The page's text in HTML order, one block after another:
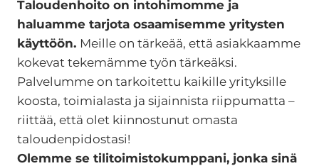
Taloudenhoito on intohimomme ja
haluamme tarjota osaamisemme yritysten
käyttöön. Meille on tärkeää, että asiakkaamme
kokevat tekemämme työn tärkeäksi.
Palvelumme on tarkoitettu kaikille yrityksille
koosta, toimialasta ja sijainnista riippumatta –
riittää, että olet kiinnostunut omasta
taloudenpidostasi!
Olemme se tilitoimistokumppani, jonka sinä